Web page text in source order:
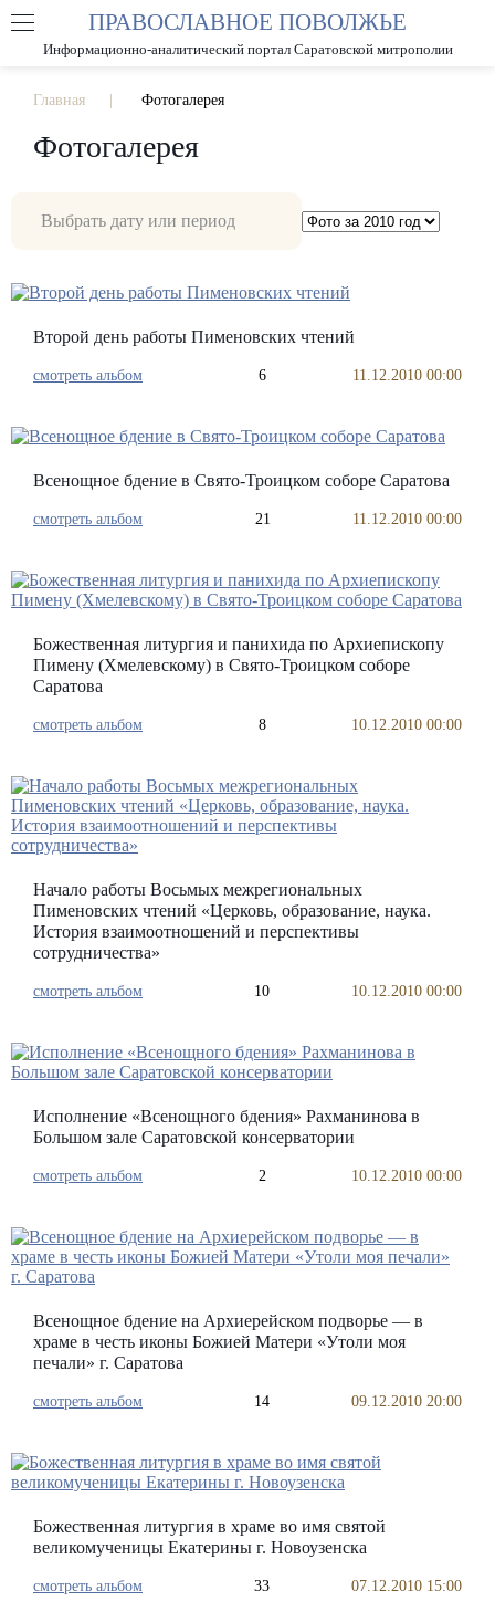
РАЗМЕР ШРИФТА А А
ПРАВОСЛАВНОЕ ПОВОЛЖЬЕ
Информационно-аналитический портал Саратовской митрополии
Главная Фотогалерея
Фотогалерея
Второй день работы Пименовских чтений
смотреть альбом 6 11.12.2010 00:00
Всенощное бдение в Свято-Троицком соборе Саратова
смотреть альбом 21 11.12.2010 00:00
Божественная литургия и панихида по Архиепископу
Пимену (Хмелевскому) в Свято-Троицком соборе
Саратова
смотреть альбом 8 10.12.2010 00:00
Начало работы Восьмых межрегиональных
Пименовских чтений «Церковь, образование, наука.
История взаимоотношений и перспективы
сотрудничества»
смотреть альбом 10 10.12.2010 00:00
Исполнение «Всенощного бдения» Рахманинова в
Большом зале Саратовской консерватории
смотреть альбом 2 10.12.2010 00:00
Всенощное бдение на Архиерейском подворье — в
храме в честь иконы Божией Матери «Утоли моя
печали» г. Саратова
смотреть альбом 14 09.12.2010 20:00
Божественная литургия в храме во имя святой
великомученицы Екатерины г. Новоузенска
смотреть альбом 33 07.12.2010 15:00